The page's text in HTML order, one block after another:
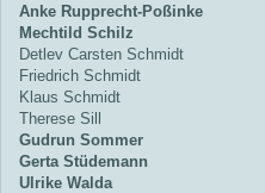
Anke Rupprecht-Poßinke
Mechtild Schilz
Detlev Carsten Schmidt
Friedrich Schmidt
Klaus Schmidt
Therese Sill
Gudrun Sommer
Gerta Stüdemann
Ulrike Walda